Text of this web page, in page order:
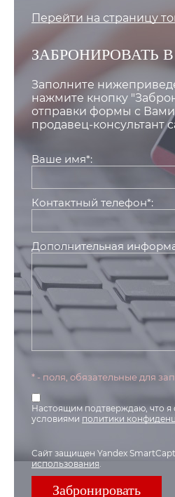
Перейти на страницу
ЗАБРОНИРОВАТЬ
Заполните
нажмите кнопку
отправки формы с
продавец-консультант
Ваше имя*:
Контактный телефон*:
Дополнительная
* - поля, обязательные для
Настоящим подтверждаю, что я
условиями политики
Сайт защищен Yandex
использования.